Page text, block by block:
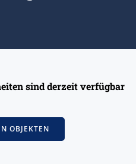
sind derzeit verfügbar
OBJEKTEN